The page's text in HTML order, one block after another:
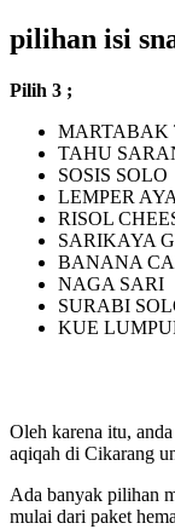
pilihan isi
Pilih 3 ;
MARTABAK
TAHU
SOSIS SOLO
LEMPER
RISOL
SARIKAYA
BANANA
NAGA SARI
SURABI
KUE
Oleh karena itu,
aqiqah di Cikarang
Ada banyak pilihan
mulai dari paket